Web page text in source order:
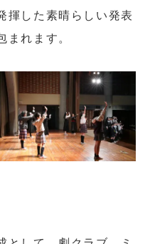
揮した素晴らしい発表
まれます。